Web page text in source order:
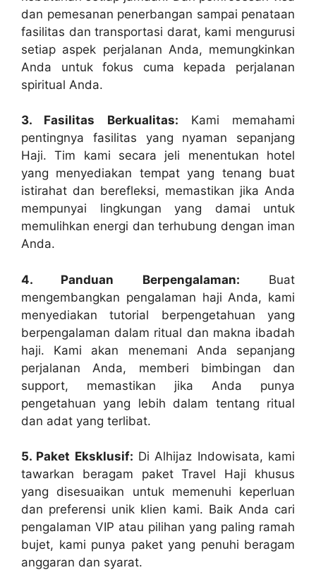
dan pemesanan penerbangan sampai penataan
fasilitas dan transportasi darat, kami mengurusi
setiap aspek perjalanan Anda, memungkinkan
Anda untuk fokus cuma kepada perjalanan
spiritual Anda.
3. Fasilitas Berkualitas: Kami memahami
pentingnya fasilitas yang nyaman sepanjang
Haji. Tim kami secara jeli menentukan hotel
yang menyediakan tempat yang tenang buat
istirahat dan berefleksi, memastikan jika Anda
mempunyai lingkungan yang damai untuk
memulihkan energi dan terhubung dengan iman
Anda.
4. Panduan Berpengalaman: Buat
mengembangkan pengalaman haji Anda, kami
menyediakan tutorial berpengetahuan yang
berpengalaman dalam ritual dan makna ibadah
haji. Kami akan menemani Anda sepanjang
perjalanan Anda, memberi bimbingan dan
support, memastikan jika Anda punya
pengetahuan yang lebih dalam tentang ritual
dan adat yang terlibat.
5. Paket Eksklusif: Di Alhijaz Indowisata, kami
tawarkan beragam paket Travel Haji khusus
yang disesuaikan untuk memenuhi keperluan
dan preferensi unik klien kami. Baik Anda cari
pengalaman VIP atau pilihan yang paling ramah
bujet, kami punya paket yang penuhi beragam
anggaran dan syarat.